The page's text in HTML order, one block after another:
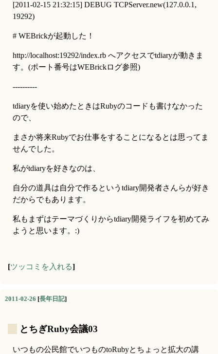
[2011-02-15 21:32:15] DEBUG TCPServer.new(127.0.0.1,
19292)
# WEBrickが起動した！
http://localhost:19292/index.rb へアクセスでtdiaryが動きま
す。(ポート番号はWEBrickログ参照)
----------
tdiaryを使い始めたときはRubyのコードも書けなかった
ので、
まさか将来Rubyでお仕事をすることになるとは思ってま
せんでした。
私がtdiaryを好きなのは、
自分の道具は自分で作るというtdiary開発者さんらが好き
だからでもあります。
私もまずはテーマづくりからtdiary開発ライフを初めてみ
ようと思います。:)
[ツッコミを入れる]
2011-02-26 [長年日記]
とちぎRuby会議03
いつもの公民館でいつものtoRubyとちょっと拡大の講